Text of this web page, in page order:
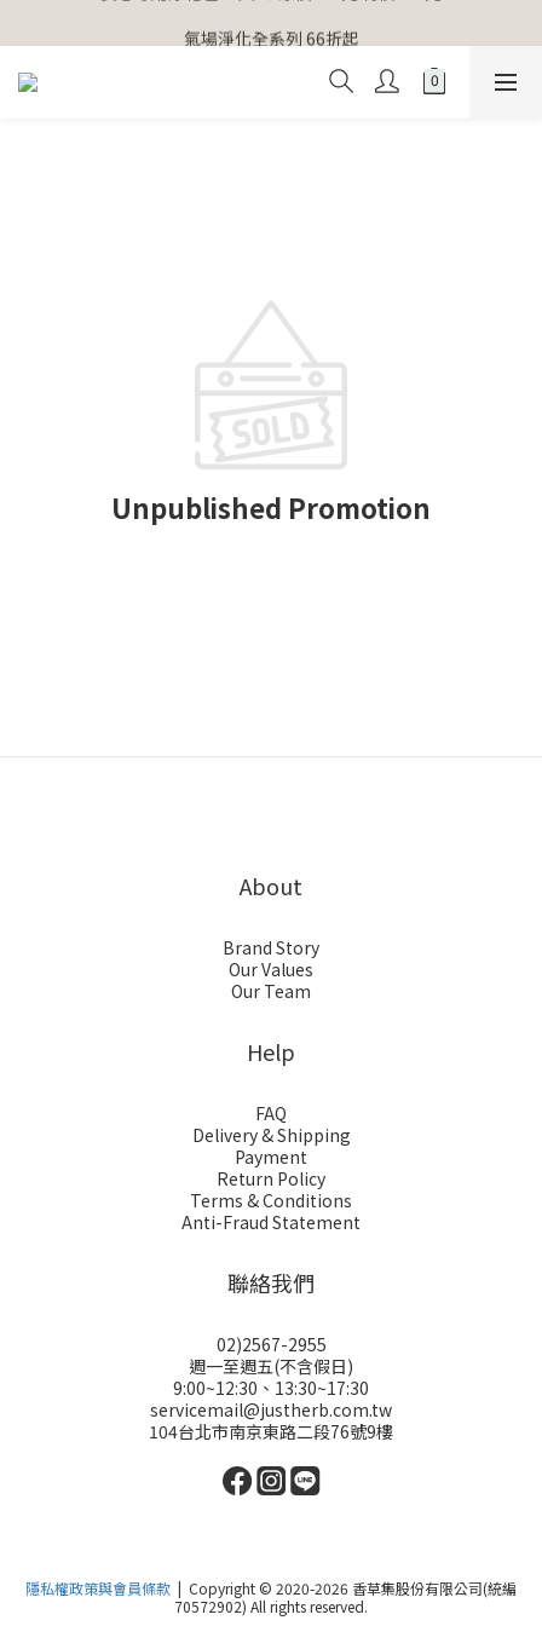
氣場淨化全系列 66折起
【官網獨家】首次消費 不限金額 即送 香遇熊超人行李吊牌
Unpublished Promotion
About
Brand Story
Our Values
Our Team
Help
FAQ
Delivery & Shipping
Payment
Return Policy
Terms & Conditions
Anti-Fraud Statement
聯絡我們
02)2567-2955
週一至週五(不含假日)
9:00~12:30、13:30~17:30
servicemail@justherb.com.tw
104台北市南京東路二段76號9樓
隱私權政策與會員條款 | Copyright © 2020-2026 香草集股份有限公司(統編
70572902) All rights reserved.